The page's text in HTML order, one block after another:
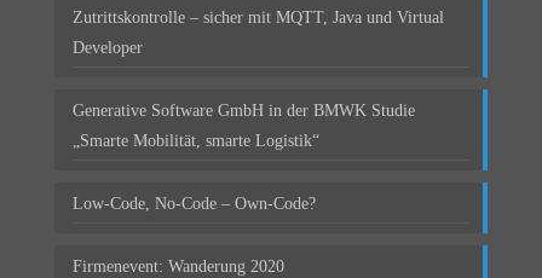
Zutrittskontrolle – sicher mit MQTT, Java und Virtual
Developer
Generative Software GmbH in der BMWK Studie
„Smarte Mobilität, smarte Logistik“
Low-Code, No-Code – Own-Code?
Firmenevent: Wanderung 2020